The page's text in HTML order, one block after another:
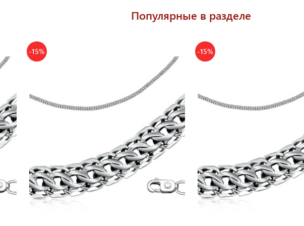
Популярные в разделе
-15% -15%